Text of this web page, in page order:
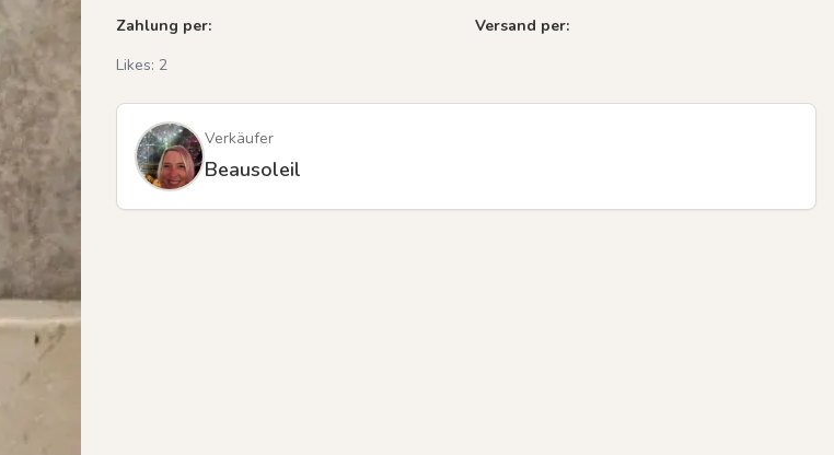
Zahlung per:
Versand per:
Likes: 2
Verkäufer
Beausoleil